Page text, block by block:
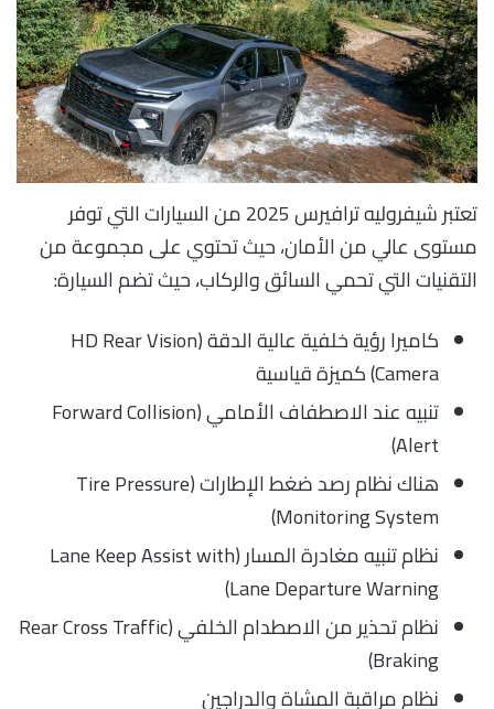
تعتبر شيفروليه ترافيرس 2025 من السيارات التي توفر
مستوى عالي من الأمان، حيث تحتوي على مجموعة من
التقنيات التي تحمي السائق والركاب، حيث تضم السيارة:
كاميرا رؤية خلفية عالية الدقة (HD Rear Vision
Camera) كميزة قياسية
تنبيه عند الاصطفاف الأمامي (Forward Collision
Alert)
هناك نظام رصد ضغط الإطارات (Tire Pressure
Monitoring System)
نظام تنبيه مغادرة المسار (Lane Keep Assist with
Lane Departure Warning)
نظام تحذير من الاصطدام الخلفي (Rear Cross Traffic
Braking)
نظام مراقبة المشاة والدراجين